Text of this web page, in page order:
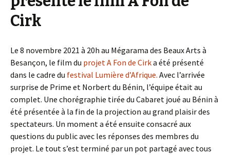
Cirk
Le 8 novembre 2021 à 20h au Mégarama des Beaux Arts à
Besançon, le film du projet A Fon de Cirka été présenté
dans le cadre du festival Lumière d’Afrique. Avec l’arrivée
surprise de Prime et Norbert du Bénin, l’équipe était au
complet. Une chorégraphie tirée du Cabaret joué au Bénin à
été présentée à la fin de la projection au grand plaisir des
spectateurs. Un moment a été ensuite consacré aux
questions du public avec les réponses des membres du
projet. Le tout s’est terminé par un pot partagé avec tous